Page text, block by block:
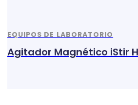
EQUIPOS DE LABORATORIO
Agitador Magnético iStir